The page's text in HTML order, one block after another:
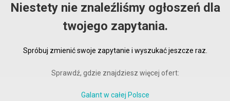
Niestety nie znaleźliśmy ogłoszeń dla
twojego zapytania.
Spróbuj zmienić swoje zapytanie i wyszukać jeszcze raz.
Sprawdź, gdzie znajdziesz więcej ofert:
Galant w całej Polsce